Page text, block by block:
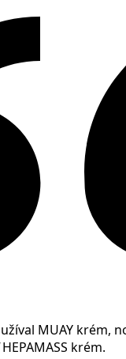
MUAY krém,
krém.